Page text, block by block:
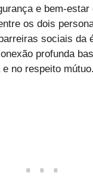
e bem-estar
os dois
sociais da
profunda
no respeito mútuo.